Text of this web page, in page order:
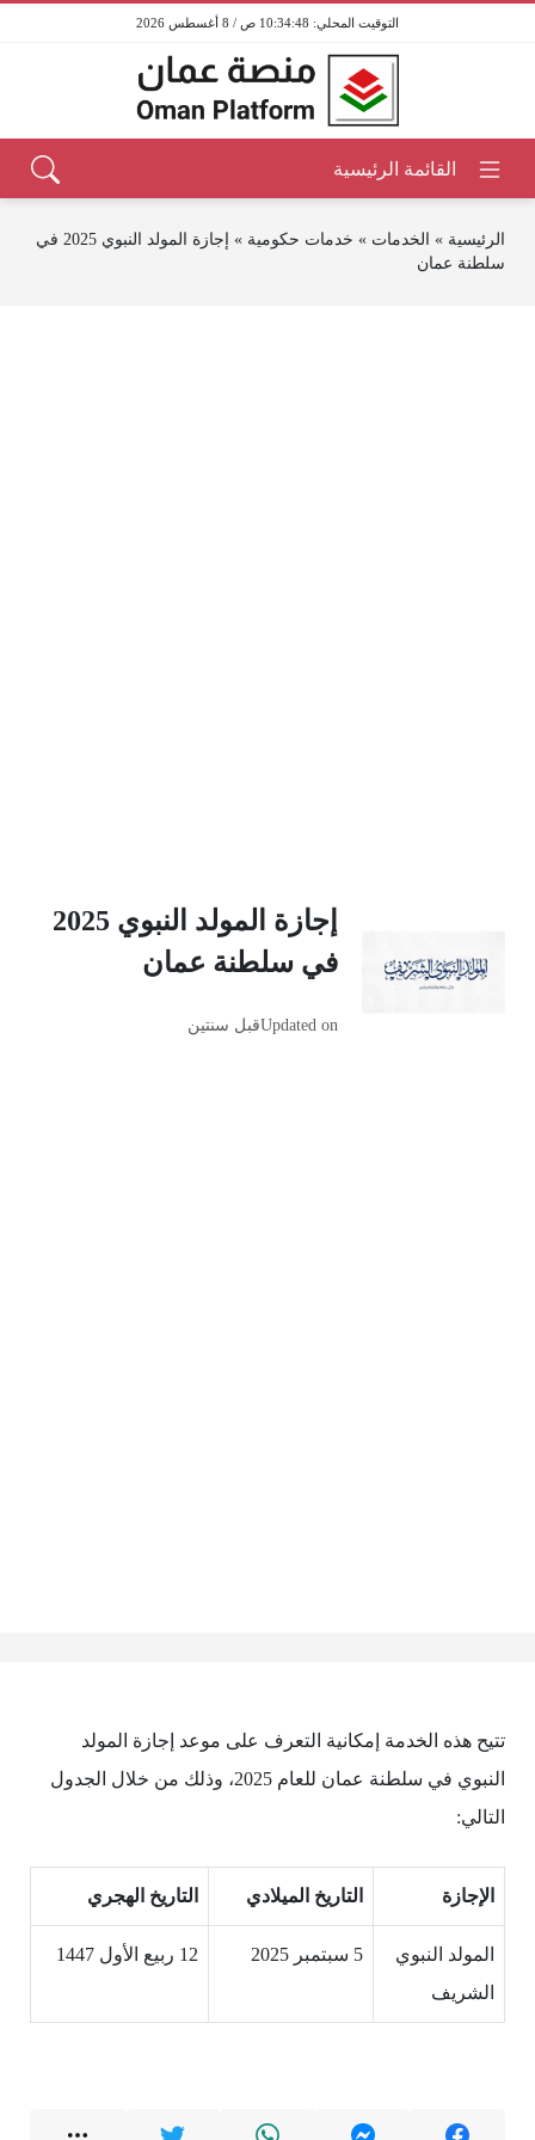
10:34:48 ص / 8 أغسطس 2026
الرئيسية » الخدمات » خدمات حكومية »
إجازة المولد النبوي 2025 في
سلطنة عمان
إجازة المولد النبوي 2025
في سلطنة عمان
Updated onقبل سنتين
تتيح هذه الخدمة إمكانية التعرف على موعد إجازة المولد
النبوي في سلطنة عمان للعام 2025، وذلك من خلال الجدول
التالي:
الإجازة التاريخ الميلادي التاريخ الهجري
المولد النبوي
الشريف
5 سبتمبر 2025 12 ربيع الأول 1447